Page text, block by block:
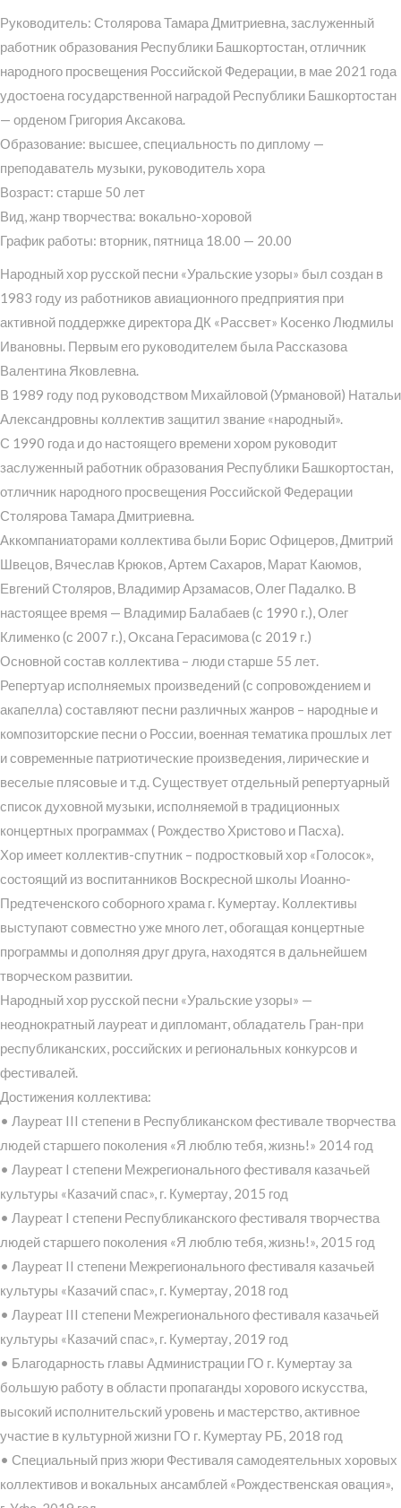
Руководитель: Столярова Тамара Дмитриевна, заслуженный
работник образования Республики Башкортостан, отличник
народного просвещения Российской Федерации, в мае 2021 года
удостоена государственной наградой Республики Башкортостан
— орденом Григория Аксакова.
Образование: высшее, специальность по диплому —
преподаватель музыки, руководитель хора
Возраст: старше 50 лет
Вид, жанр творчества: вокально-хоровой
График работы: вторник, пятница 18.00 — 20.00
Народный хор русской песни «Уральские узоры» был создан в
1983 году из работников авиационного предприятия при
активной поддержке директора ДК «Рассвет» Косенко Людмилы
Ивановны. Первым его руководителем была Рассказова
Валентина Яковлевна.
В 1989 году под руководством Михайловой (Урмановой) Натальи
Александровны коллектив защитил звание «народный».
С 1990 года и до настоящего времени хором руководит
заслуженный работник образования Республики Башкортостан,
отличник народного просвещения Российской Федерации
Столярова Тамара Дмитриевна.
Аккомпаниаторами коллектива были Борис Офицеров, Дмитрий
Швецов, Вячеслав Крюков, Артем Сахаров, Марат Каюмов,
Евгений Столяров, Владимир Арзамасов, Олег Падалко. В
настоящее время — Владимир Балабаев (с 1990 г.), Олег
Клименко (с 2007 г.), Оксана Герасимова (с 2019 г.)
Основной состав коллектива – люди старше 55 лет.
Репертуар исполняемых произведений (с сопровождением и
акапелла) составляют песни различных жанров – народные и
композиторские песни о России, военная тематика прошлых лет
и современные патриотические произведения, лирические и
веселые плясовые и т.д. Существует отдельный репертуарный
список духовной музыки, исполняемой в традиционных
концертных программах ( Рождество Христово и Пасха).
Хор имеет коллектив-спутник – подростковый хор «Голосок»,
состоящий из воспитанников Воскресной школы Иоанно-
Предтеченского соборного храма г. Кумертау. Коллективы
выступают совместно уже много лет, обогащая концертные
программы и дополняя друг друга, находятся в дальнейшем
творческом развитии.
Народный хор русской песни «Уральские узоры» —
неоднократный лауреат и дипломант, обладатель Гран-при
республиканских, российских и региональных конкурсов и
фестивалей.
Достижения коллектива:
• Лауреат III степени в Республиканском фестивале творчества
людей старшего поколения «Я люблю тебя, жизнь!» 2014 год
• Лауреат I степени Межрегионального фестиваля казачьей
культуры «Казачий спас», г. Кумертау, 2015 год
• Лауреат I степени Республиканского фестиваля творчества
людей старшего поколения «Я люблю тебя, жизнь!», 2015 год
• Лауреат II степени Межрегионального фестиваля казачьей
культуры «Казачий спас», г. Кумертау, 2018 год
• Лауреат III степени Межрегионального фестиваля казачьей
культуры «Казачий спас», г. Кумертау, 2019 год
• Благодарность главы Администрации ГО г. Кумертау за
большую работу в области пропаганды хорового искусства,
высокий исполнительский уровень и мастерство, активное
участие в культурной жизни ГО г. Кумертау РБ, 2018 год
• Специальный приз жюри Фестиваля самодеятельных хоровых
коллективов и вокальных ансамблей «Рождественская овация»,